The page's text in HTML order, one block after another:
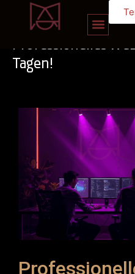
Professionelles
Tagen!